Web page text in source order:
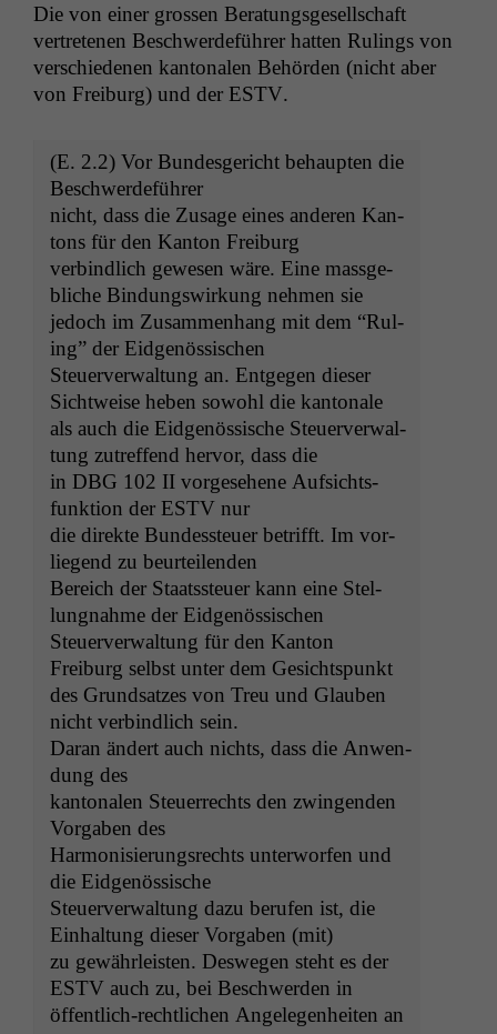
Die von ein­er grossen Beratungs­ge­sellschaft
vertrete­nen Beschw­erde­führer hat­ten Rul­ings von
ver­schiede­nen kan­tonalen Behör­den (nicht aber
von Freiburg) und der ESTV.
(E. 2.2) Vor Bun­des­gericht behaupten die
Beschwerdeführer
nicht, dass die Zusage eines anderen Kan­
tons für den Kan­ton Freiburg
verbindlich gewe­sen wäre. Eine mass­ge­
bliche Bindungswirkung nehmen sie
jedoch im Zusam­men­hang mit dem “Rul­
ing” der Eidgenössischen
Steuerver­wal­tung an. Ent­ge­gen dieser
Sichtweise heben sowohl die kantonale
als auch die Eid­genös­sis­che Steuerver­wal­
tung zutr­e­f­fend her­vor, dass die
in DBG 102 II vorge­se­hene Auf­sichts­
funk­tion der ESTV nur
die direk­te Bun­dess­teuer bet­rifft. Im vor­
liegend zu beurteilenden
Bere­ich der Staatss­teuer kann eine Stel­
lung­nahme der Eidgenössischen
Steuerver­wal­tung für den Kan­ton
Freiburg selb­st unter dem Gesichtspunkt
des Grund­satzes von Treu und Glauben
nicht verbindlich sein.
Daran ändert auch nichts, dass die Anwen­
dung des
kan­tonalen Steuer­rechts den zwin­gen­den
Vor­gaben des
Har­mon­isierungsrechts unter­wor­fen und
die Eidgenössische
Steuerver­wal­tung dazu berufen ist, die
Ein­hal­tung dieser Vor­gaben (mit)
zu gewährleis­ten. Deswe­gen ste­ht es der
ESTV auch zu, bei Beschw­er­den in
öffentlich-rechtlichen Angele­gen­heit­en an